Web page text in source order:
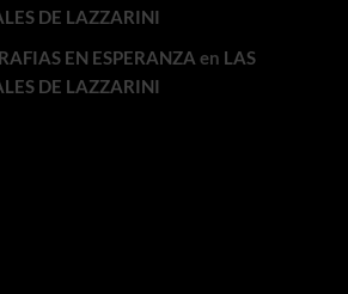
DE LAZZARINI
EN ESPERANZA en LAS
DE LAZZARINI